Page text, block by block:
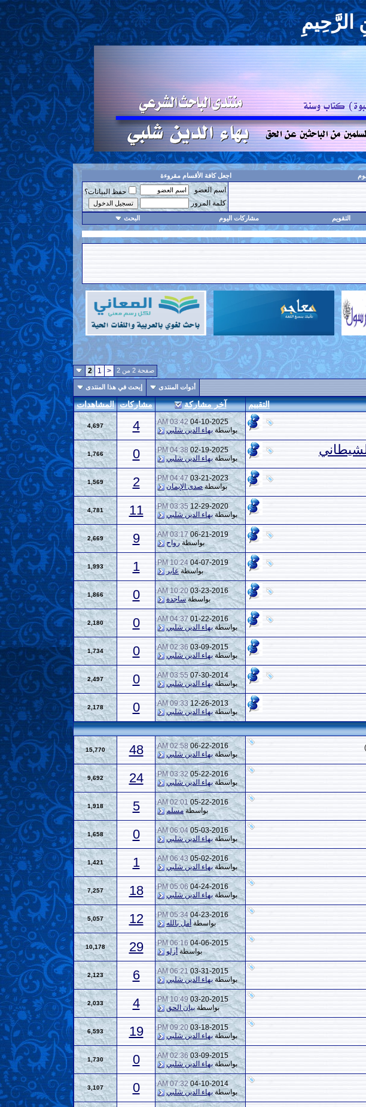
الرَّحِيمِ
اجعل كافة الأقسام مقروءة
اسم العضو
حفظ البيانات؟
كلمة المرور
التقويم مشاركات اليوم البحث
صفحة 2 من 2 <
1
2
أدوات المنتدى إبحث في هذا المنتدى
التقييم آخر مشاركة مشاركات المشاهدات
04-10-2025
03:42 AM
بواسطةبهاء الدين شلبي 4
4,697
02-19-2025
04:38 PM
بواسطةبهاء الدين شلبي 0
1,766
03-21-2023
04:47 PM
بواسطةصدى الإيمان 2
1,569
12-29-2020
03:35 PM
بواسطةبهاء الدين شلبي 11
4,781
06-21-2019
03:17 AM
بواسطةرواح 9
2,669
04-07-2019
10:24 PM
بواسطةعابر 1
1,993
03-23-2016
10:20 AM
بواسطةساجدة 0
1,866
01-22-2016
04:37 AM
بواسطةبهاء الدين شلبي 0
2,180
03-09-2015
02:36 AM
بواسطةبهاء الدين شلبي 0
1,734
07-30-2014
03:55 AM
بواسطةبهاء الدين شلبي 0
2,497
12-26-2013
09:33 AM
بواسطةبهاء الدين شلبي 0
2,178
)
06-22-2016
02:58 AM
بواسطةبهاء الدين شلبي 48
15,770
05-22-2016
03:32 PM
بواسطةبهاء الدين شلبي 24
9,692
05-22-2016
02:01 AM
بواسطةمسلم 5
1,918
05-03-2016
06:04 AM
بواسطةبهاء الدين شلبي 0
1,658
05-02-2016
06:43 AM
بواسطةبهاء الدين شلبي 1
1,421
04-24-2016
05:06 PM
بواسطةبهاء الدين شلبي 18
7,257
04-23-2016
05:34 PM
بواسطةأمل بالله 12
5,057
04-06-2015
06:16 PM
بواسطةأزلو 29
10,178
03-31-2015
06:21 AM
بواسطةبهاء الدين شلبي 6
2,123
03-20-2015
10:49 PM
بواسطةبيان الحق 4
2,033
03-18-2015
09:20 PM
بواسطةبهاء الدين شلبي 19
6,593
03-09-2015
02:36 AM
بواسطةبهاء الدين شلبي 0
1,730
04-10-2014
07:32 AM
بواسطةبهاء الدين شلبي 0
3,107